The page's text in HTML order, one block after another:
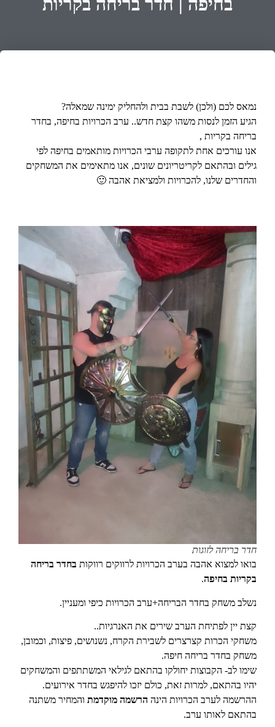
נמאס לכם (ולכן) לשבת בבית ולהחליק ימינה שמאלה?
הגיע הזמן לנסות משהו קצת חדש.. ערב הכרויות בחיפה, בחדר
בריחה בקריות ,
אנו עורכים אחת לתקופה ערבי הכרויות מותאמים בחיפה לפי
גילים ובהתאם לקריטריונים שונים, אנו מתאימים את המשחקים
והחדרים שלנו, להכרויות ולמציאת אהבה 🙂
חדר בריחה לזוגות
בואו למצוא אהבה בערב הכרויות לרווקים רווקות בחדר בריחה
בקריות בחיפה.
נשלב משחק בחדר הבריחה+ערב הכרויות כיפי ומעניין.
קצת יין לפתיחת הערב שירים את האנרגיות..
משחקי הכרות קצרצרים לשבירת הקרח, נשנושים, פיצות, וכמובן,
משחק בחדר בריחה חיפה.
שימו לב- הקבוצות יחולקו בהתאם לגילאי המשתתפים והמשחקים
יהיו בהתאם, למרות זאת, כולם יזכו להיפגש בחדר אירועים.
ההרשמה לערב הכרויות הינה הרשמה מוקדמת והמחיר משתנה
בהתאם לאותו ערב.